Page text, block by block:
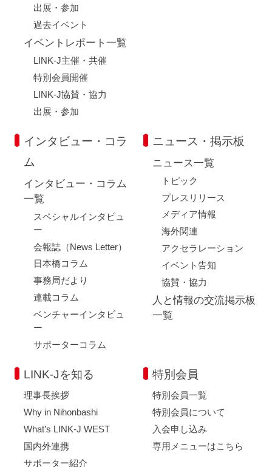
出展・参加
過去イベント
イベントレポート一覧
LINK-J主催・共催
特別会員開催
LINK-J協賛・協力
出展・参加
インタビュー・コラ
ム
インタビュー・コラム
一覧
スペシャルインタビュ
ー
会報誌（News Letter）
日本橋コラム
事務局だより
連載コラム
ベンチャーインタビュ
ー
サポーターコラム
ニュース・掲示板
ニュース一覧
トピック
プレスリリース
メディア情報
海外関連
アクセラレーション
イベント告知
協賛・協力
人と情報の交流掲示板
一覧
LINK-Jを知る
理事長挨拶
Why in Nihonbashi
What’s LINK-J WEST
国内外連携
サポーター紹介
特別会員
特別会員一覧
特別会員について
入会申し込み
専用メニューはこちら